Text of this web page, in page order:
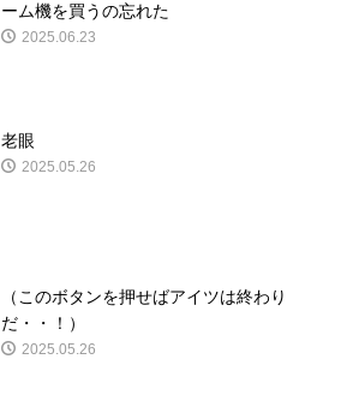
ーム機を買うの忘れた
2025.06.23
老眼
2025.05.26
（このボタンを押せばアイツは終わり
だ・・！）
2025.05.26